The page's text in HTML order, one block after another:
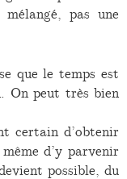
pas une
que le temps est
On peut très bien
certain d’obtenir
d’y parvenir
possible, du